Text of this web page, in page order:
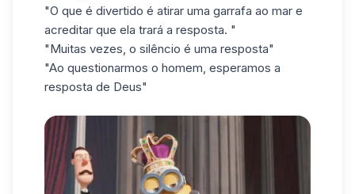
"O que é divertido é atirar uma garrafa ao mar e
acreditar que ela trará a resposta. "
"Muitas vezes, o silêncio é uma resposta"
"Ao questionarmos o homem, esperamos a
resposta de Deus"